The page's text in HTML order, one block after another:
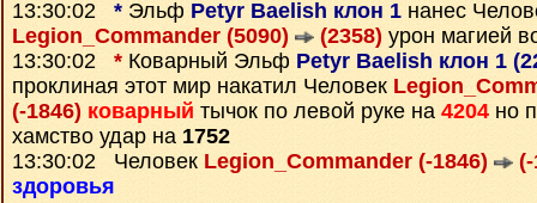
13:30:02 * Эльф Petyr Baelish клон 1 нанес
Legion_Commander (5090)
(2358) урон магией
13:30:02 * Коварный Эльф Petyr Baelish клон 1
проклиная этот мир накатил Человек
(-1846) коварный тычок по левой руке на 4204 но
хамство удар на 1752
13:30:02 Человек Legion_Commander (-1846)
здоровья